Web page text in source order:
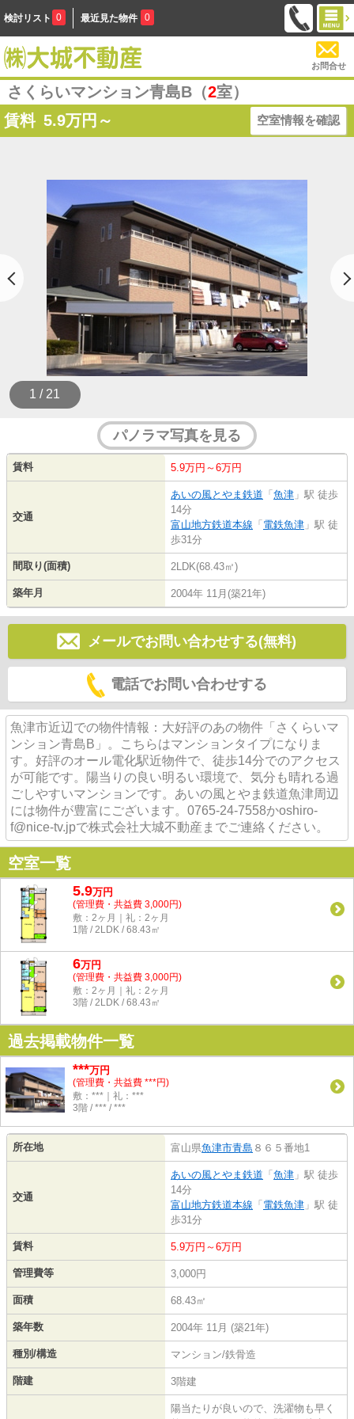
検討リスト 0 最近見た物件 0
お問合せ
さくらいマンション青島B（2室）
賃料 5.9万円～ 空室情報を確認
1 / 21
パノラマ写真を見る
賃料 5.9万円～6万円
交通
あいの風とやま鉄道 「 魚津 」駅 徒歩
14分
富山地方鉄道本線 「 電鉄魚津 」駅 徒
歩31分
間取り(面積) 2LDK(68.43㎡)
築年月 2004年 11月(築21年)
メールでお問い合わせする(無料)
電話でお問い合わせする
魚津市近辺での物件情報：大好評のあの物件「さくらいマ
ンション青島B」。こちらはマンションタイプになりま
す。好評のオール電化駅近物件で、徒歩14分でのアクセス
が可能です。陽当りの良い明るい環境で、気分も晴れる過
ごしやすいマンションです。あいの風とやま鉄道魚津周辺
には物件が豊富にございます。0765-24-7558かoshiro-
f@nice-tv.jpで株式会社大城不動産までご連絡ください。
空室一覧
5.9万円
(管理費・共益費 3,000円)
敷：2ヶ月｜礼：2ヶ月
1階 / 2LDK / 68.43㎡
6万円
(管理費・共益費 3,000円)
敷：2ヶ月｜礼：2ヶ月
3階 / 2LDK / 68.43㎡
過去掲載物件一覧
***万円
(管理費・共益費 ***円)
敷：***｜礼：***
3階 / *** / ***
所在地 富山県魚津市青島 ８６５番地1
交通
あいの風とやま鉄道 「 魚津 」駅 徒歩
14分
富山地方鉄道本線 「 電鉄魚津 」駅 徒
歩31分
賃料 5.9万円～6万円
管理費等 3,000円
面積 68.43㎡
築年数 2004年 11月 (築21年)
種別/構造 マンション/鉄骨造
階建 3階建
陽当たりが良いので、洗濯物も早く